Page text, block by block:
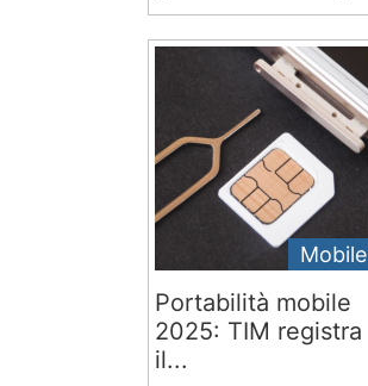
Mobile
Portabilità mobile
2025: TIM registra
il...